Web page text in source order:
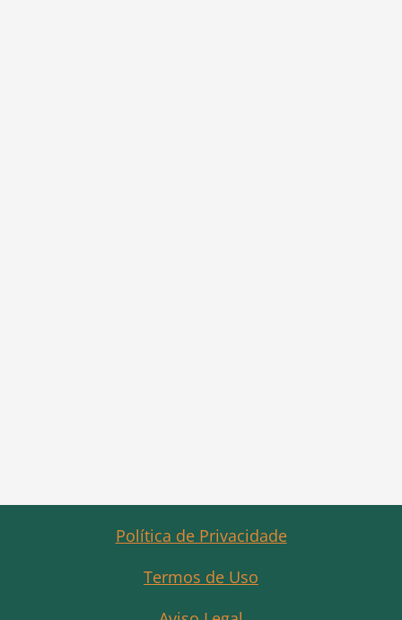
Política de Privacidade
Termos de Uso